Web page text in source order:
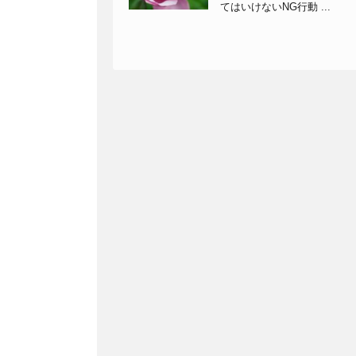
てはいけないNG行動 ...